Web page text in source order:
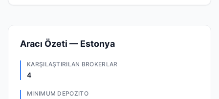
Aracı Özeti — Estonya
KARŞILAŞTIRILAN BROKERLAR
4
MINIMUM DEPOZITO